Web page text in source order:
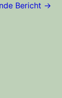
Bericht →